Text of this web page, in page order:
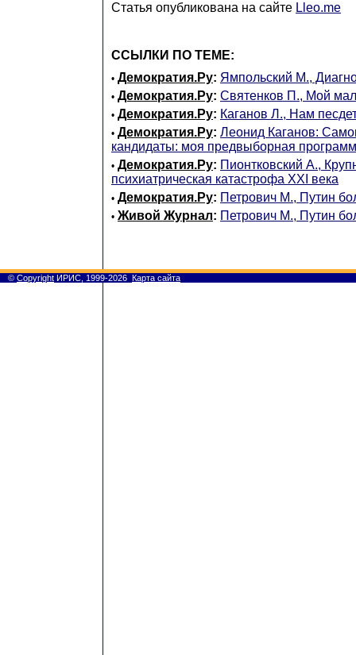
Статья опубликована на сайте Lleo.me
ССЫЛКИ ПО ТЕМЕ:
• Демократия.Ру: Ямпольский М.,
• Демократия.Ру: Святенков П., Мой
• Демократия.Ру: Каганов Л., Нам
• Демократия.Ру: Леонид Каганов:
кандидаты: моя предвыборная
• Демократия.Ру: Пионтковский А.,
психиатрическая катастрофа XXI века
• Демократия.Ру: Петрович М., Путин
• Живой Журнал: Петрович М., Путин
© Copyright ИРИС, 1999-2026 Карта сайта